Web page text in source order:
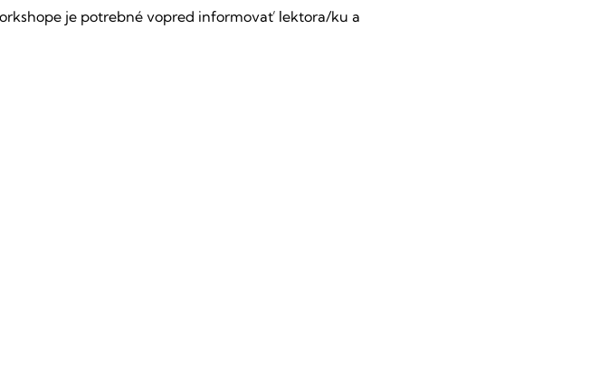
je potrebné vopred informovať lektora/ku a